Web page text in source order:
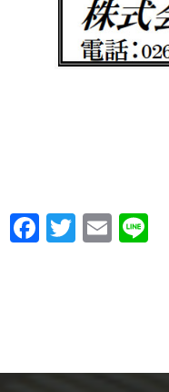
Facebook
TwitterEmail